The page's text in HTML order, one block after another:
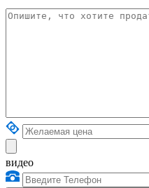
видео